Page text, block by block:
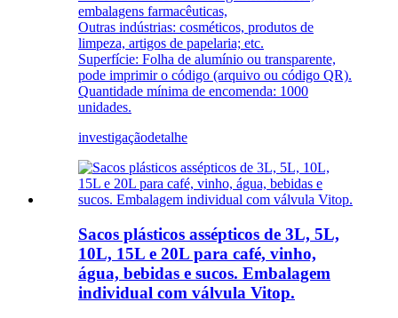
embalagens farmacêuticas,
Outras indústrias: cosméticos, produtos de
limpeza, artigos de papelaria; etc.
Superfície: Folha de alumínio ou transparente,
pode imprimir o código (arquivo ou código QR).
Quantidade mínima de encomenda: 1000
unidades.
investigaçãodetalhe
Sacos plásticos assépticos de 3L, 5L,
10L, 15L e 20L para café, vinho,
água, bebidas e sucos. Embalagem
individual com válvula Vitop.